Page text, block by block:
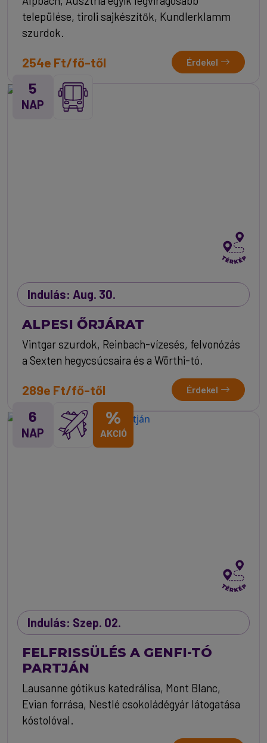
települése, tiroli sajkészítők, Kundlerklamm
szurdok.
254e Ft/fő-től Érdekel
5
NAP
Indulás: Aug. 30.
ALPESI ŐRJÁRAT
Vintgar szurdok, Reinbach-vízesés, felvonózás
a Sexten hegycsúcsaira és a Wörthi-tó.
289e Ft/fő-től Érdekel
6
NAP
%
AKCIÓ
Indulás: Szep. 02.
FELFRISSÜLÉS A GENFI-TÓ
PARTJÁN
Lausanne gótikus katedrálisa, Mont Blanc,
Evian forrása, Nestlé csokoládégyár látogatása
kóstolóval.